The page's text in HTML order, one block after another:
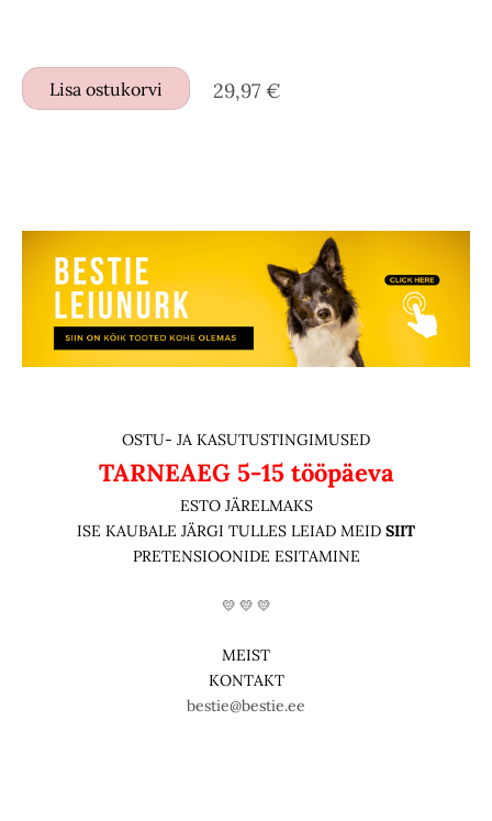
Lisa ostukorvi 29,97 €
OSTU- JA KASUTUSTINGIMUSED
TARNEAEG 5-15 tööpäeva
ESTO JÄRELMAKS
ISE KAUBALE JÄRGI TULLES LEIAD MEID SIIT
PRETENSIOONIDE ESITAMINE
💛 💛 💛
MEIST
KONTAKT
bestie@bestie.ee